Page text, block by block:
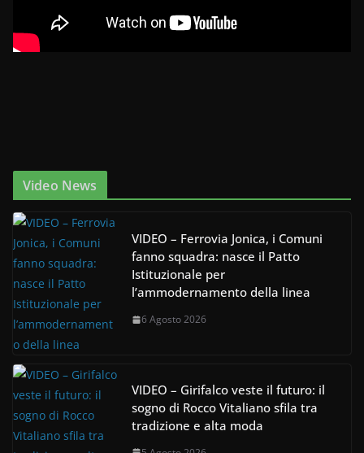
Video News
VIDEO – Ferrovia Jonica, i Comuni
fanno squadra: nasce il Patto
Istituzionale per
l’ammodernamento della linea
6 Agosto 2026
VIDEO – Girifalco veste il futuro: il
sogno di Rocco Vitaliano sfila tra
tradizione e alta moda